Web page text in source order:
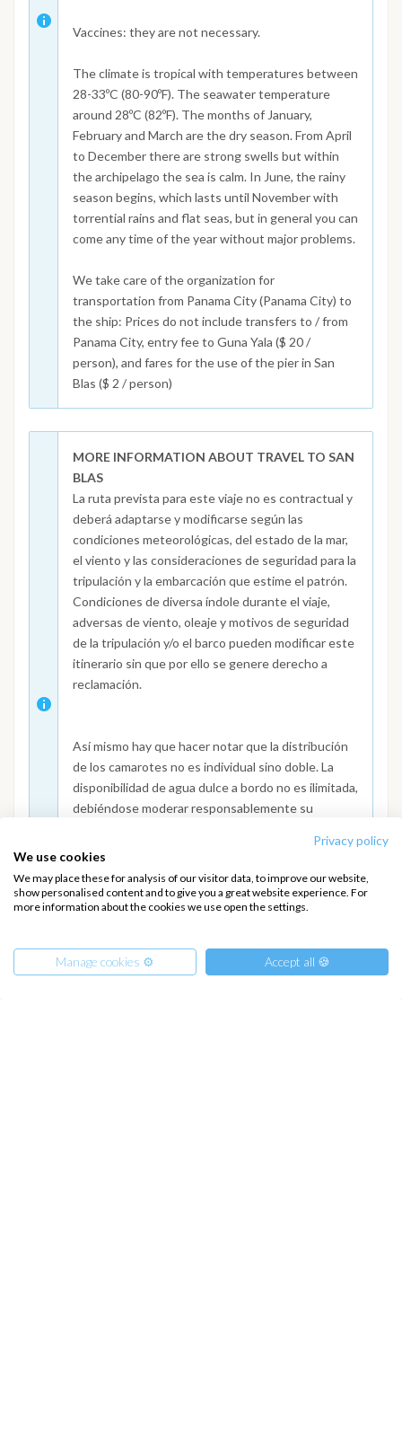
Privacy policy
We use cookies
We may place these for analysis of our visitor data, to improve our website,
show personalised content and to give you a great website experience. For
more information about the cookies we use open the settings.
Manage cookies ⚙️ Accept all 🍪
Vaccines: they are not necessary.
The climate is tropical with temperatures between
28-33ºC (80-90ºF). The seawater temperature
around 28ºC (82ºF). The months of January,
February and March are the dry season. From April
to December there are strong swells but within
the archipelago the sea is calm. In June, the rainy
season begins, which lasts until November with
torrential rains and flat seas, but in general you can
come any time of the year without major problems.
We take care of the organization for
transportation from Panama City (Panama City) to
the ship: Prices do not include transfers to / from
Panama City, entry fee to Guna Yala ($ 20 /
person), and fares for the use of the pier in San
Blas ($ 2 / person)
MORE INFORMATION ABOUT TRAVEL TO SAN
BLAS
La ruta prevista para este viaje no es contractual y
deberá adaptarse y modificarse según las
condiciones meteorológicas, del estado de la mar,
el viento y las consideraciones de seguridad para la
tripulación y la embarcación que estime el patrón.
Condiciones de diversa índole durante el viaje,
adversas de viento, oleaje y motivos de seguridad
de la tripulación y/o el barco pueden modificar este
itinerario sin que por ello se genere derecho a
reclamación.
Así mismo hay que hacer notar que la distribución
de los camarotes no es individual sino doble. La
disponibilidad de agua dulce a bordo no es ilimitada,
debiéndose moderar responsablemente su
Las plazas irán ocupándose por riguroso orden de
reservas. Se entiende formalizada la reserva una
vez que se ha hecho el ingreso de la reserva